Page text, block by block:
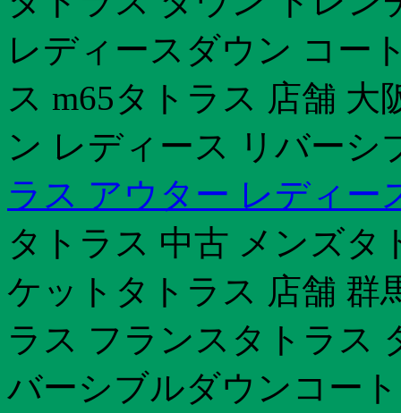
レディースダウン コー
ス m65タトラス 店舗
ン レディース リバーシ
ラス アウター レディー
タトラス 中古 メンズタ
ケットタトラス 店舗 群
ラス フランスタトラス
バーシブルダウンコー